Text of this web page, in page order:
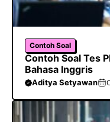
Contoh Soal
Contoh Soal Tes
Bahasa Inggris
Aditya Setyawan